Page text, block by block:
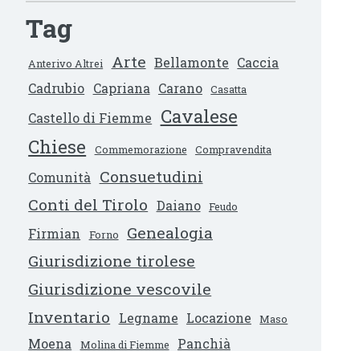
Tag
Anterivo Altrei Arte Bellamonte Caccia
Cadrubio Capriana Carano Casatta
Castello di Fiemme
Cavalese
Chiese
Commemorazione Compravendita
Comunità
Consuetudini
Conti del Tirolo Daiano Feudo
Firmian Forno
Genealogia
Giurisdizione tirolese
Giurisdizione vescovile
Inventario
Legname Locazione Maso
Moena Molina di Fiemme Panchià